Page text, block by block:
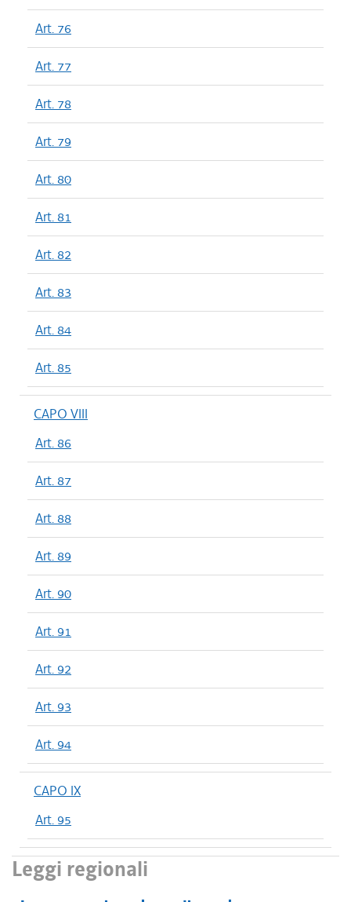
Art. 76
Art. 77
Art. 78
Art. 79
Art. 80
Art. 81
Art. 82
Art. 83
Art. 84
Art. 85
CAPO VIII
Art. 86
Art. 87
Art. 88
Art. 89
Art. 90
Art. 91
Art. 92
Art. 93
Art. 94
CAPO IX
Art. 95
Leggi regionali